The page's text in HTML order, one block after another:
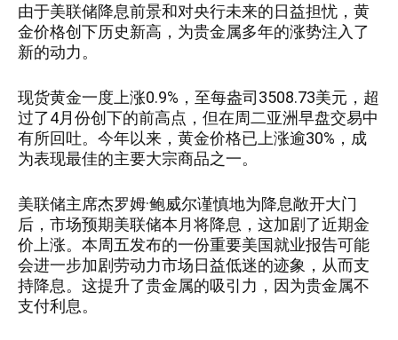
由于美联储降息前景和对央行未来的日益担忧，黄
金价格创下历史新高，为贵金属多年的涨势注入了
新的动力。
现货黄金一度上涨0.9%，至每盎司3508.73美元，超
过了4月份创下的前高点，但在周二亚洲早盘交易中
有所回吐。今年以来，黄金价格已上涨逾30%，成
为表现最佳的主要大宗商品之一。
美联储主席杰罗姆·鲍威尔谨慎地为降息敞开大门
后，市场预期美联储本月将降息，这加剧了近期金
价上涨。本周五发布的一份重要美国就业报告可能
会进一步加剧劳动力市场日益低迷的迹象，从而支
持降息。这提升了贵金属的吸引力，因为贵金属不
支付利息。